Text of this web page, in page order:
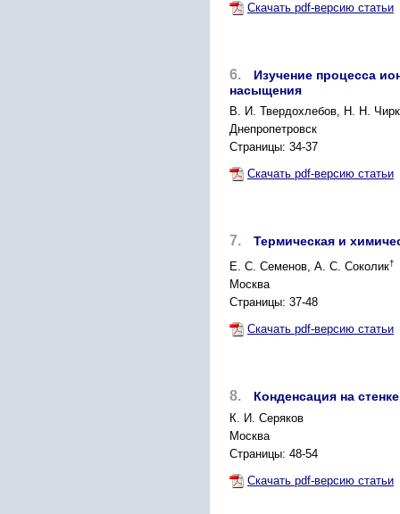
Скачать pdf-версию статьи
6.
Изучение процесса
насыщения
B. И. Твердохлебов, Н. Н.
Днепропетровск
Страницы: 34-37
Скачать pdf-версию статьи
7. Термическая и
Е. С. Семенов, А. С. Соколик†
Москва
Страницы: 37-48
Скачать pdf-версию статьи
8. Конденсация на
К. И. Серяков
Москва
Страницы: 48-54
Скачать pdf-версию статьи